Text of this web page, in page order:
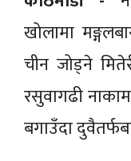
खोलामा
चीन जोड्ने
रसुवागढी
बगाउँदा